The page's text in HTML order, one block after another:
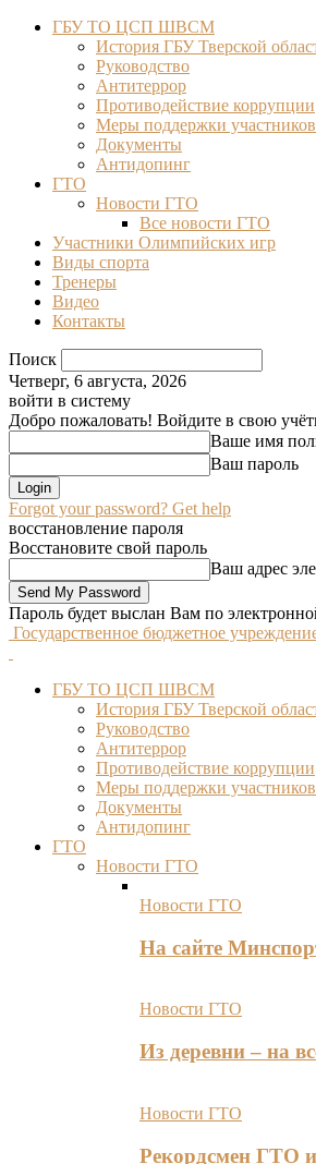
ГБУ ТО ЦСП ШВСМ
История ГБУ Тверской
Руководство
Антитеррор
Противодействие коррупции
Меры поддержки
Документы
Антидопинг
ГТО
Новости ГТО
Все новости ГТО
Участники Олимпийских игр
Виды спорта
Тренеры
Видео
Контакты
Поиск
Четверг, 6 августа, 2026
войти в систему
Добро пожаловать! Войдите в свою
Ваше имя
Ваш пароль
Forgot your password? Get help
восстановление пароля
Восстановите свой пароль
Ваш адрес
Пароль будет выслан Вам по
Государственное бюджетное
ГБУ ТО ЦСП ШВСМ
История ГБУ Тверской
Руководство
Антитеррор
Противодействие коррупции
Меры поддержки
Документы
Антидопинг
ГТО
Новости ГТО
Новости ГТО
На сайте
Новости ГТО
Из деревни – на
Новости ГТО
Рекордсмен ГТО